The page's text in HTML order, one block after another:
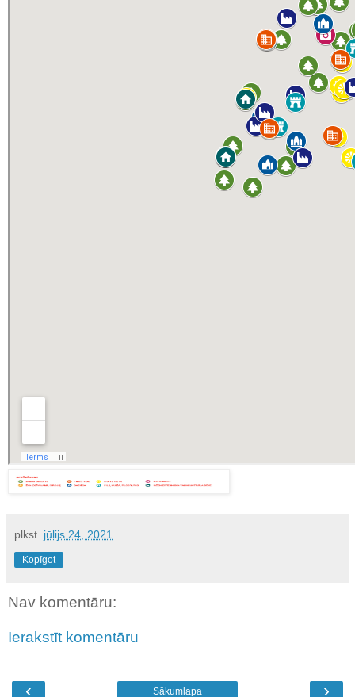
plkst. jūlijs 24, 2021
Kopīgot
Nav komentāru:
Ierakstīt komentāru
‹ ›
Sākumlapa